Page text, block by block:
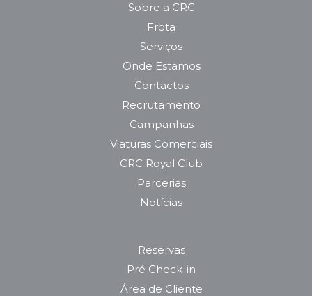
Sobre a CRC
Frota
Serviços
Onde Estamos
Contactos
Recrutamento
Campanhas
Viaturas Comerciais
CRC Royal Club
Parcerias
Notícias
Reservas
Pré Check-in
Área de Cliente